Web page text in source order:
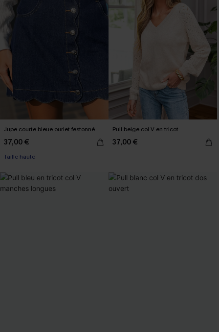
Jupe courte bleue ourlet festonné
37,00 €
Taille haute
Pull beige col V en tricot
37,00 €